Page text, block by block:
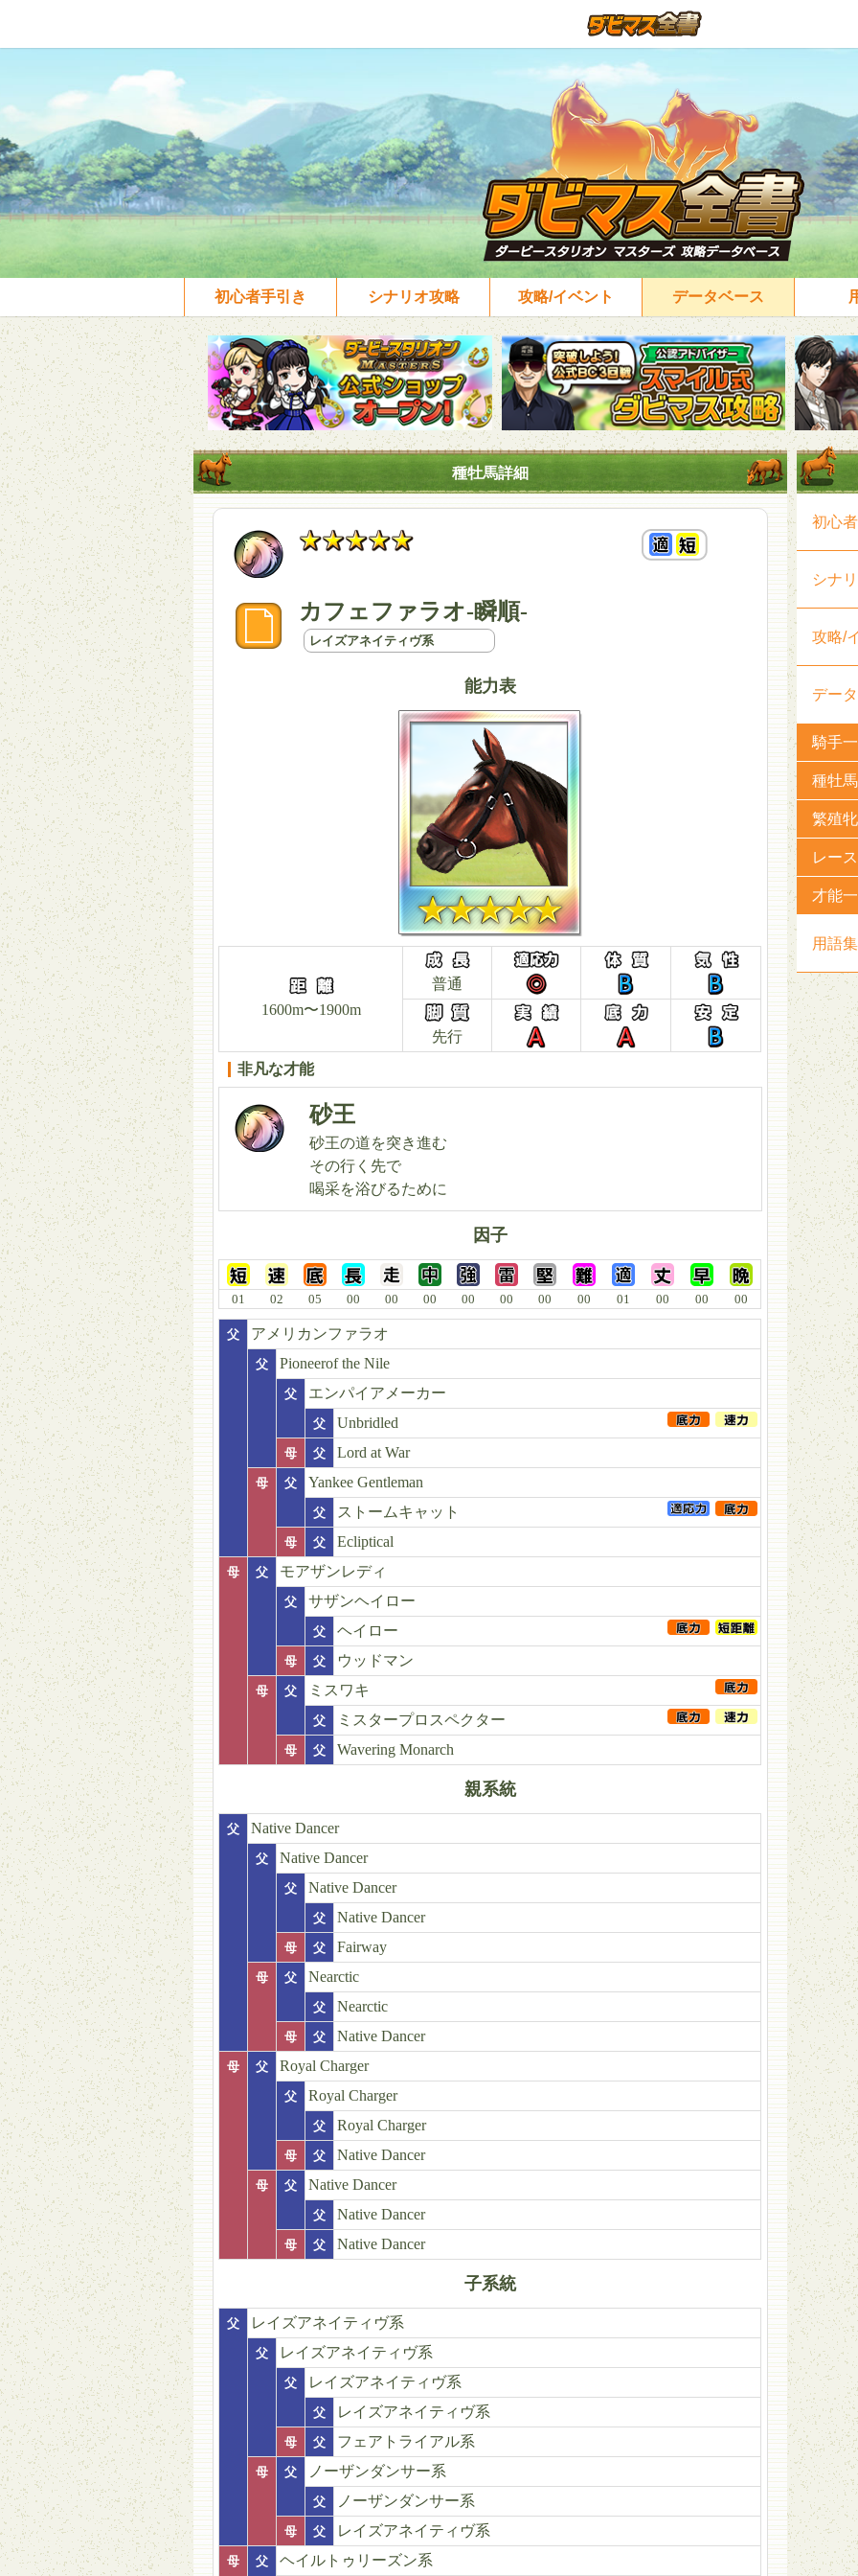
初心者手引き シナリオ攻略 攻略/イベント データベース
種牡馬詳細
カフェファラオ-瞬順-
レイズアネイティヴ系
能力表
1600m〜1900m
普通
先行
非凡な才能
砂王
砂王の道を突き進む
その行く先で
喝采を浴びるために
因子
01 02 05 00 00 00 00 00 00 00 01 00 00 00
父 アメリカンファラオ
父 Pioneerof the Nile
父 エンパイアメーカー
父 Unbridled
母 父 Lord at War
母 父 Yankee Gentleman
父 ストームキャット
母 父 Ecliptical
母 父 モアザンレディ
父 サザンヘイロー
父 ヘイロー
母 父 ウッドマン
母 父 ミスワキ
父 ミスタープロスペクター
母 父 Wavering Monarch
親系統
父 Native Dancer
父 Native Dancer
父 Native Dancer
父 Native Dancer
母 父 Fairway
母 父 Nearctic
父 Nearctic
母 父 Native Dancer
母 父 Royal Charger
父 Royal Charger
父 Royal Charger
母 父 Native Dancer
母 父 Native Dancer
父 Native Dancer
母 父 Native Dancer
子系統
父 レイズアネイティヴ系
父 レイズアネイティヴ系
父 レイズアネイティヴ系
父 レイズアネイティヴ系
母 父 フェアトライアル系
母 父 ノーザンダンサー系
父 ノーザンダンサー系
母 父 レイズアネイティヴ系
母 父 ヘイルトゥリーズン系
初心
シナ
攻略/
デー
騎手
種牡
繁殖
レー
才能
用語集